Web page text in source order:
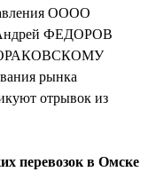
ОООО
Андрей ФЕДОРОВ
рынка
отрывок из
перевозок в Омске